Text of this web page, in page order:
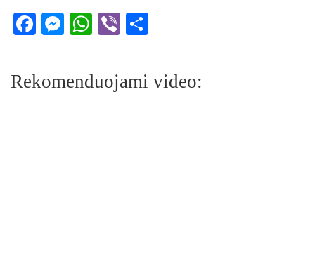
Facebook
Messenger
WhatsApp
Viber
Rekomenduojami video: